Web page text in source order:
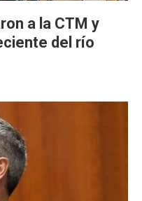
a la CTM y
del río